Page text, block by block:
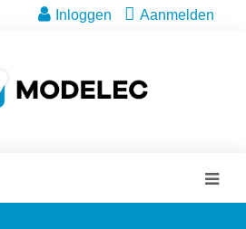
Inloggen Aanmelden